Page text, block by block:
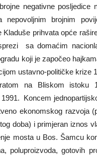
negativne posljedice
brojnim
prihvata opće
sa domaćim
koji je započeo
ustavno-političke krize
na Bliskom istoku
Koncem
ekonomskog razvoja
doba) i primjeran iznos
mosta u Bos. Šamcu
poluproizvoda, gotovih